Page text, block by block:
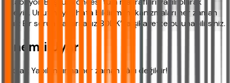
isteyin. Unutmayın, hata bildirim mekanizmaları her zaman
açık: Bir sorun yaşarsanız BDDK’ya şikayette bulunabilirsiniz.
Önemli Uyarı
Dikkat: Yapılandırma her zaman kârlı değildir!